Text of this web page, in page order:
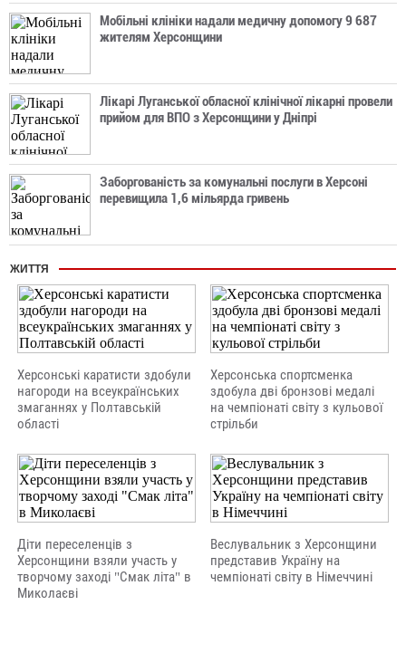
Мобільні клініки надали медичну допомогу 9 687
жителям Херсонщини
Лікарі Луганської обласної клінічної лікарні провели
прийом для ВПО з Херсонщини у Дніпрі
Заборгованість за комунальні послуги в Херсоні
перевищила 1,6 мільярда гривень
ЖИТТЯ
Херсонські каратисти здобули
нагороди на всеукраїнських
змаганнях у Полтавській
області
Херсонська спортсменка
здобула дві бронзові медалі
на чемпіонаті світу з кульової
стрільби
Діти переселенців з
Херсонщини взяли участь у
творчому заході "Смак літа" в
Миколаєві
Веслувальник з Херсонщини
представив Україну на
чемпіонаті світу в Німеччині